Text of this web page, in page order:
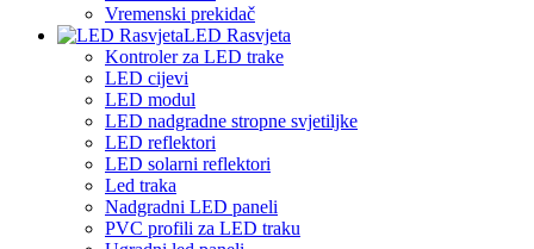
Vremenski prekidač
LED Rasvjeta
Kontroler za LED trake
LED cijevi
LED modul
LED nadgradne stropne svjetiljke
LED reflektori
LED solarni reflektori
Led traka
Nadgradni LED paneli
PVC profili za LED traku